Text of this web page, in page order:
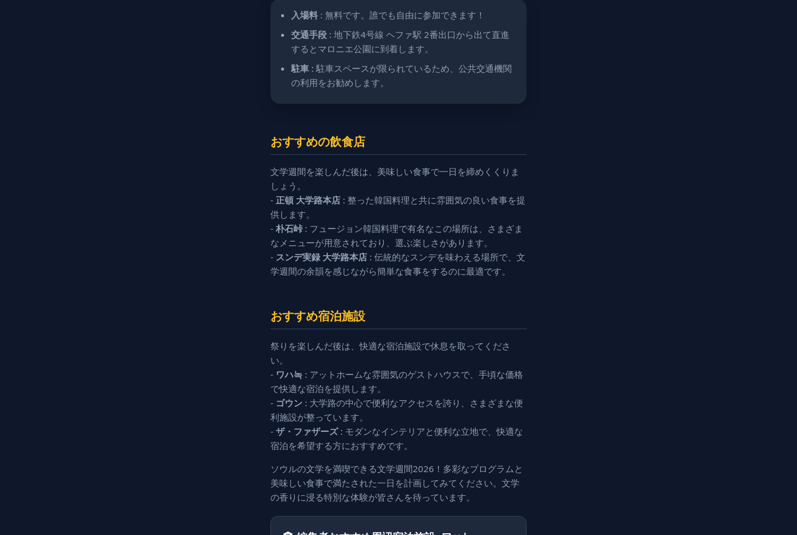
入場料 : 無料です。誰でも自由に参加できます！
交通手段 : 地下鉄4号線 ヘファ駅 2番出口から出て直進
するとマロニエ公園に到着します。
駐車 : 駐車スペースが限られているため、公共交通機関
の利用をお勧めします。
おすすめの飲食店
文学週間を楽しんだ後は、美味しい食事で一日を締めくくりま
しょう。
- 正頓 大学路本店 : 整った韓国料理と共に雰囲気の良い食事を提
供します。
- 朴石峠 : フュージョン韓国料理で有名なこの場所は、さまざま
なメニューが用意されており、選ぶ楽しさがあります。
- スンデ実録 大学路本店 : 伝統的なスンデを味わえる場所で、文
学週間の余韻を感じながら簡単な食事をするのに最適です。
おすすめ宿泊施設
祭りを楽しんだ後は、快適な宿泊施設で休息を取ってくださ
い。
- ワハ녹 : アットホームな雰囲気のゲストハウスで、手頃な価格
で快適な宿泊を提供します。
- ゴウン : 大学路の中心で便利なアクセスを誇り、さまざまな便
利施設が整っています。
- ザ・ファザーズ: モダンなインテリアと便利な立地で、快適な
宿泊を希望する方におすすめです。
ソウルの文学を満喫できる文学週間2026！多彩なプログラムと
美味しい食事で満たされた一日を計画してみてください。文学
の香りに浸る特別な体験が皆さんを待っています。